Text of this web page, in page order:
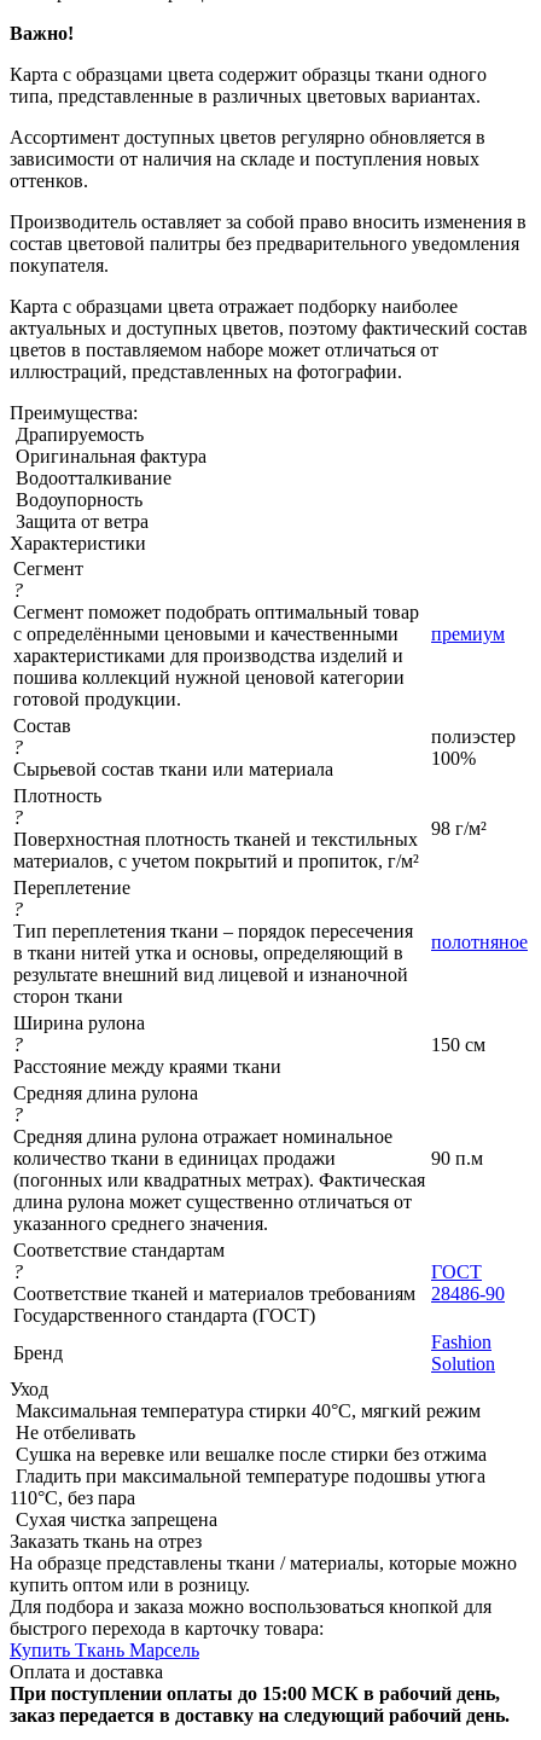
Важно!
Карта с образцами цвета содержит образцы ткани одного
типа, представленные в различных цветовых вариантах.
Ассортимент доступных цветов регулярно обновляется в
зависимости от наличия на складе и поступления новых
оттенков.
Производитель оставляет за собой право вносить изменения в
состав цветовой палитры без предварительного уведомления
покупателя.
Карта с образцами цвета отражает подборку наиболее
актуальных и доступных цветов, поэтому фактический состав
цветов в поставляемом наборе может отличаться от
иллюстраций, представленных на фотографии.
Преимущества:
Драпируемость
Оригинальная фактура
Водоотталкивание
Водоупорность
Защита от ветра
Характеристики
Сегмент
?
Сегмент поможет подобрать оптимальный товар
с определёнными ценовыми и качественными
характеристиками для производства изделий и
пошива коллекций нужной ценовой категории
готовой продукции.
премиум
Состав
?
Сырьевой состав ткани или материала
полиэстер
100%
Плотность
?
Поверхностная плотность тканей и текстильных
материалов, с учетом покрытий и пропиток, г/м²
98 г/м²
Переплетение
?
Тип переплетения ткани – порядок пересечения
в ткани нитей утка и основы, определяющий в
результате внешний вид лицевой и изнаночной
сторон ткани
полотняное
Ширина рулона
?
Расстояние между краями ткани
150 см
Средняя длина рулона
?
Средняя длина рулона отражает номинальное
количество ткани в единицах продажи
(погонных или квадратных метрах). Фактическая
длина рулона может существенно отличаться от
указанного среднего значения.
90 п.м
Соответствие стандартам
?
Соответствие тканей и материалов требованиям
Государственного стандарта (ГОСТ)
ГОСТ
28486-90
Бренд
Fashion
Solution
Уход
Максимальная температура стирки 40°C, мягкий режим
Не отбеливать
Сушка на веревке или вешалке после стирки без отжима
Гладить при максимальной температуре подошвы утюга
110°C, без пара
Сухая чистка запрещена
Заказать ткань на отрез
На образце представлены ткани / материалы, которые можно
купить оптом или в розницу.
Для подбора и заказа можно воспользоваться кнопкой для
быстрого перехода в карточку товара:
Купить Ткань Марсель
Оплата и доставка
При поступлении оплаты до 15:00 МСК в рабочий день,
заказ передается в доставку на следующий рабочий день.